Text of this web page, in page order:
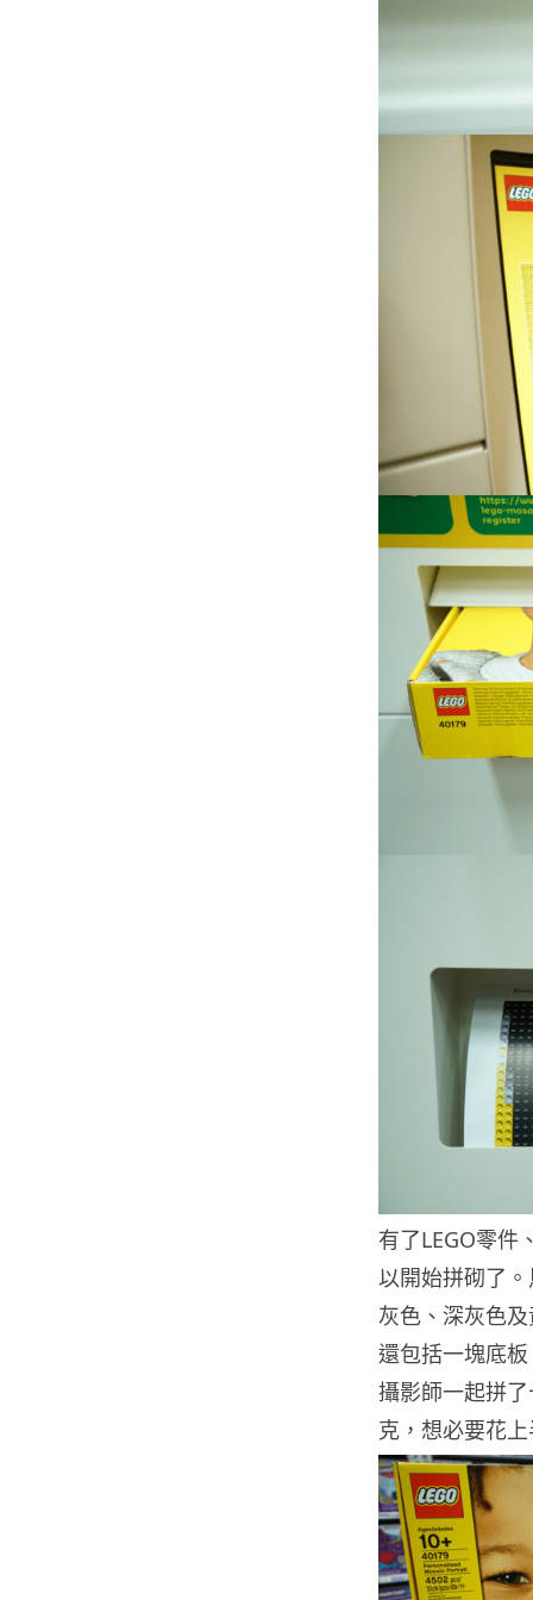
有了LEGO零件
以開始拼砌了
灰色、深灰色
還包括一塊底
攝影師一起拼
克，想必要花